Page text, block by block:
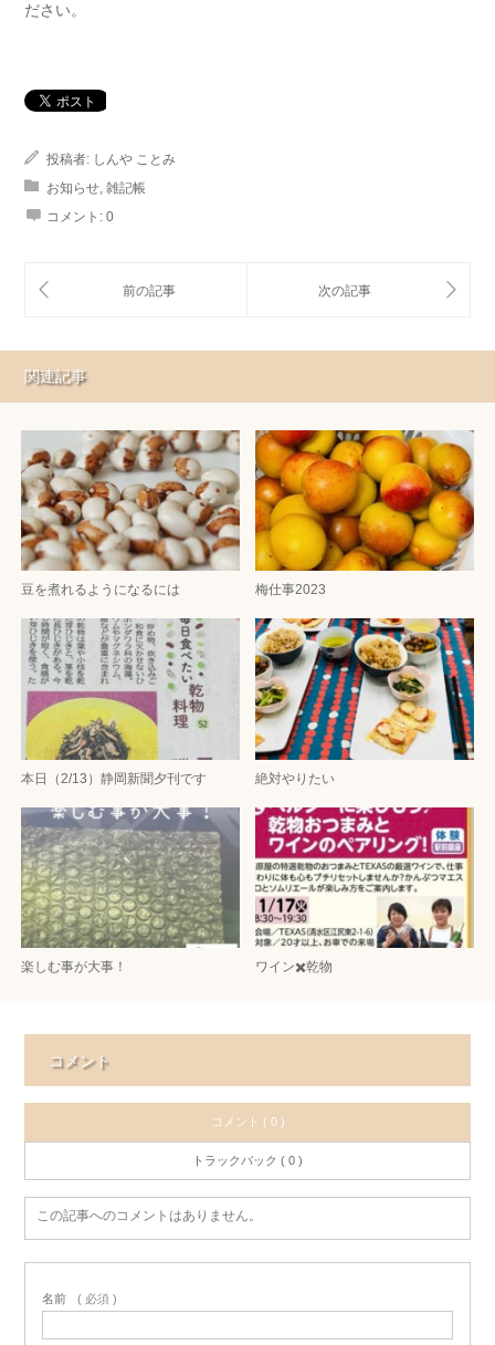
ださい。
投稿者: しんや ことみ
お知らせ, 雑記帳
コメント: 0
関連記事
豆を煮れるようになるには 梅仕事2023
本日（2/13）静岡新聞夕刊です 絶対やりたい
楽しむ事が大事！ ワイン✖️乾物
コメント
コメント ( 0 )
トラックバック ( 0 )
この記事へのコメントはありません。
名前 ( 必須 )